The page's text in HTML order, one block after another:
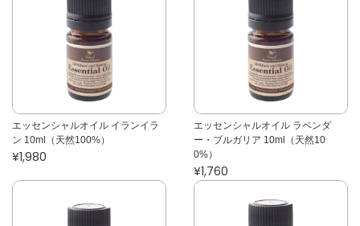
エッセンシャルオイル イランイラ
ン 10ml（天然100%）
¥1,980
エッセンシャルオイル ラベンダ
ー・ブルガリア 10ml（天然10
0%）
¥1,760